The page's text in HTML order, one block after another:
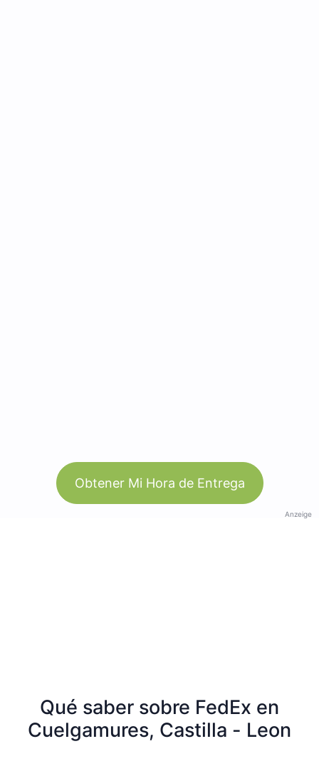
Obtener Mi Hora de Entrega
Anzeige
Qué saber sobre FedEx en
Cuelgamures, Castilla - Leon